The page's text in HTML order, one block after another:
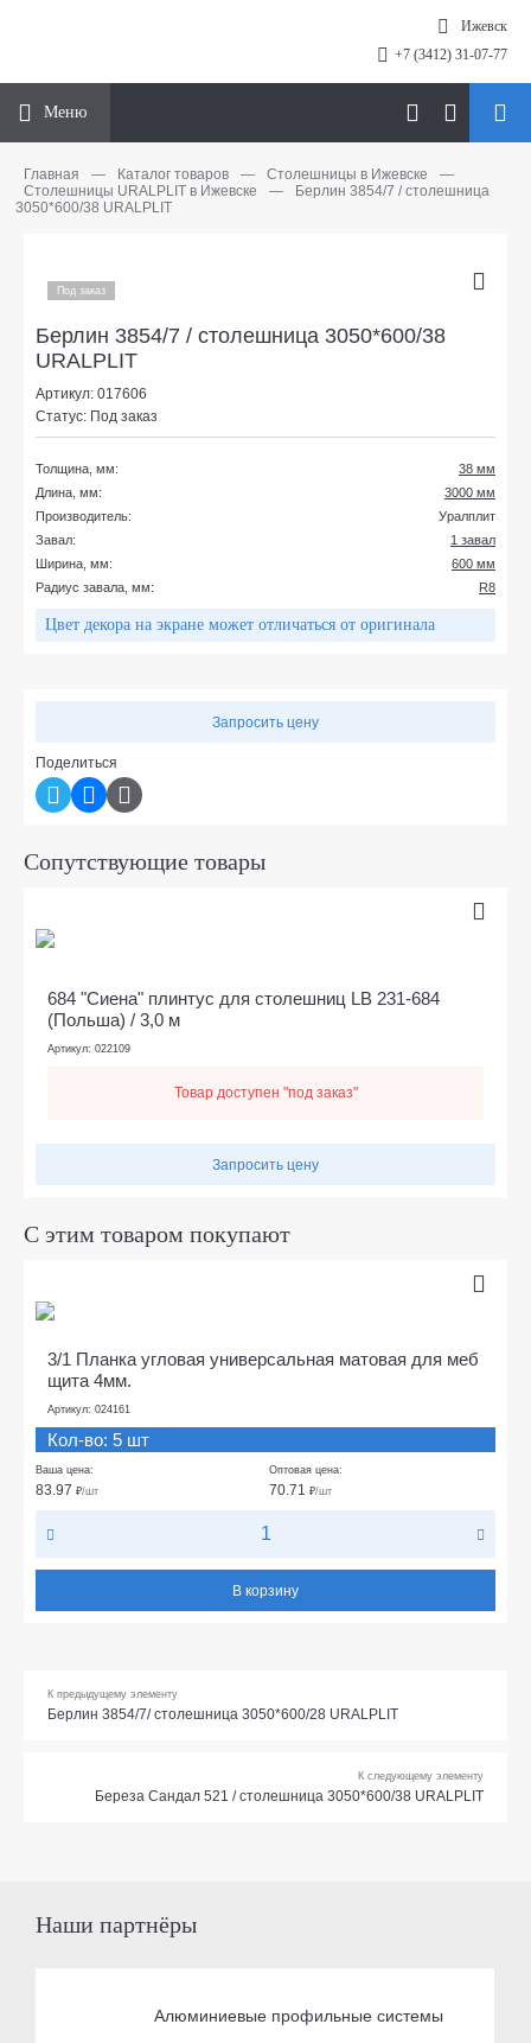
Ижевск
+7 (3412) 31-07-77
Меню
Главная — Каталог товаров — Столешницы в Ижевске
—
Столешницы URALPLIT в Ижевске
—
Берлин 3854/7 / столешница
3050*600/38 URALPLIT
Под заказ
Берлин 3854/7 / столешница 3050*600/38
URALPLIT
Артикул: 017606
Статус: Под заказ
Толщина, мм:
38 мм
Длина, мм:
3000 мм
Производитель:
Уралплит
Завал:
1 завал
Ширина, мм:
600 мм
Радиус завала, мм:
R8
Цвет декора на экране может отличаться от оригинала
Запросить цену
Поделиться
Сопутствующие товары
684 "Сиена" плинтус для столешниц LB 231-684
(Польша) / 3,0 м
Артикул: 022109
Товар доступен "под заказ"
Запросить цену
С этим товаром покупают
3/1 Планка угловая универсальная матовая для меб
щита 4мм.
Артикул: 024161
Кол-во: 5 шт
Ваша цена:
83.97 ₽/шт
Оптовая цена:
70.71 ₽/шт
В корзину
К предыдущему элементу
Берлин 3854/7/ столешница 3050*600/28 URALPLIT
К следующему элементу
Береза Сандал 521 / столешница 3050*600/38 URALPLIT
Наши партнёры
Алюминиевые профильные системы